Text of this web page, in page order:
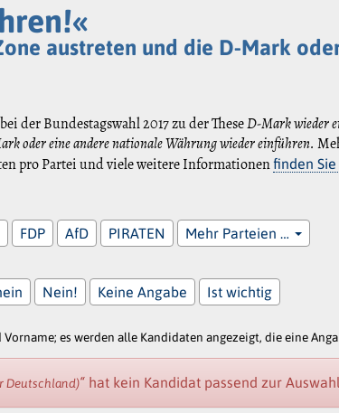
austreten und die D-Mark
der Bundestagswahl 2017 zu der TheseD-Mark wieder
oder eine andere nationale Währung wieder einführen.
pro Partei und viele weitere Informationenfinden
FDP AfD PIRATEN Mehr Parteien …
Nein! Keine Angabe Ist wichtig
es werden alle Kandidaten angezeigt, die eine
Deutschland)“ hat kein Kandidat passend zur